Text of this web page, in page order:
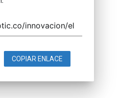
COPIAR ENLACE